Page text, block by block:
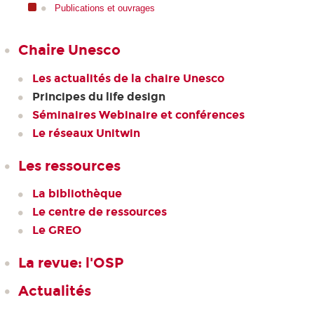
Publications et ouvrages
Chaire Unesco
Les actualités de la chaire Unesco
Principes du life design
Séminaires Webinaire et conférences
Le réseaux Unitwin
Les ressources
La bibliothèque
Le centre de ressources
Le GREO
La revue: l'OSP
Actualités